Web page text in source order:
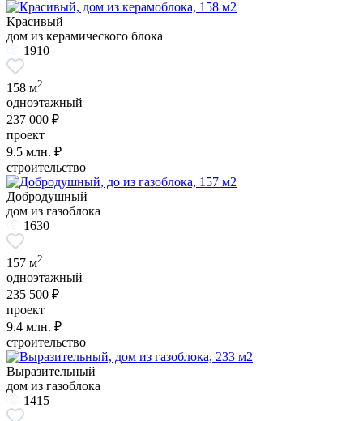
Красивый
дом из керамического блока
1910
158 м2
одноэтажный
237 000 ₽
проект
9.5 млн. ₽
строительство
Добродушный
дом из газоблока
1630
157 м2
одноэтажный
235 500 ₽
проект
9.4 млн. ₽
строительство
Выразительный
дом из газоблока
1415